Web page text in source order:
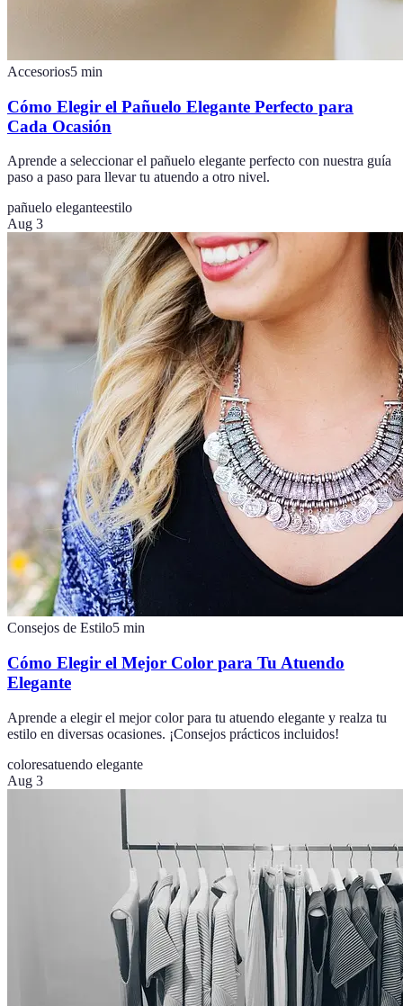
Accesorios5 min
Cómo Elegir el Pañuelo Elegante Perfecto para
Cada Ocasión
Aprende a seleccionar el pañuelo elegante perfecto con nuestra guía
paso a paso para llevar tu atuendo a otro nivel.
pañuelo eleganteestilo
Aug 3
Consejos de Estilo5 min
Cómo Elegir el Mejor Color para Tu Atuendo
Elegante
Aprende a elegir el mejor color para tu atuendo elegante y realza tu
estilo en diversas ocasiones. ¡Consejos prácticos incluidos!
coloresatuendo elegante
Aug 3